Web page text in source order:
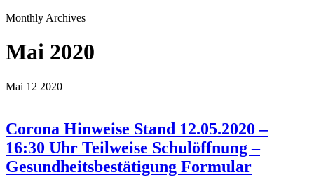
Monthly Archives
Mai 2020
Mai 12 2020
Corona Hinweise Stand 12.05.2020 –
16:30 Uhr Teilweise Schulöffnung –
Gesundheitsbestätigung Formular